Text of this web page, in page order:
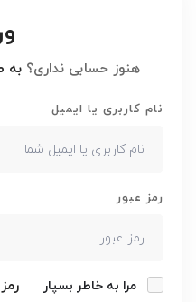
هنوز حسابی نداری؟ به
نام کاربری یا ایمیل
رمز عبور
مرا به خاطر بسپار